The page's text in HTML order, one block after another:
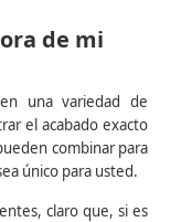
de mi
una variedad de
el acabado exacto
combinar para
único para usted.
claro que, si es